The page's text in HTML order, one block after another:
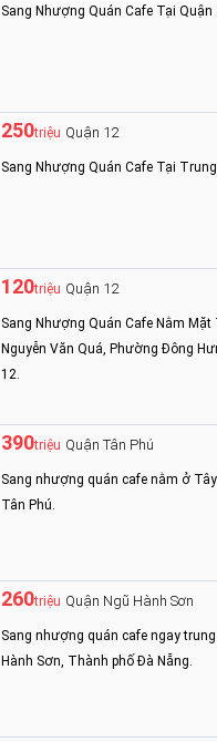
Sang Nhượng Quán Cafe Tại Quận
250triệu Quận 12
Sang Nhượng Quán Cafe Tại
120triệu Quận 12
Sang Nhượng Quán Cafe Nằm
Nguyễn Văn Quá, Phường Đông
12.
390triệu Quận Tân Phú
Sang nhượng quán cafe nằm ở
Tân Phú.
260triệu Quận Ngũ Hành Sơn
Sang nhượng quán cafe ngay
Hành Sơn, Thành phố Đà Nẵng.